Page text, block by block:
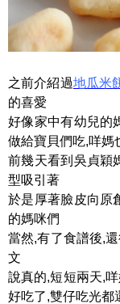
之前介紹過地瓜米
的喜愛
好像家中有幼兒的
做給寶貝們吃,咩媽
前幾天看到吳貞穎
型吸引著
於是厚著臉皮向原
的媽咪們
當然,有了食譜後,
文
說真的,短短兩天,
好吃了,雙仔吃光都